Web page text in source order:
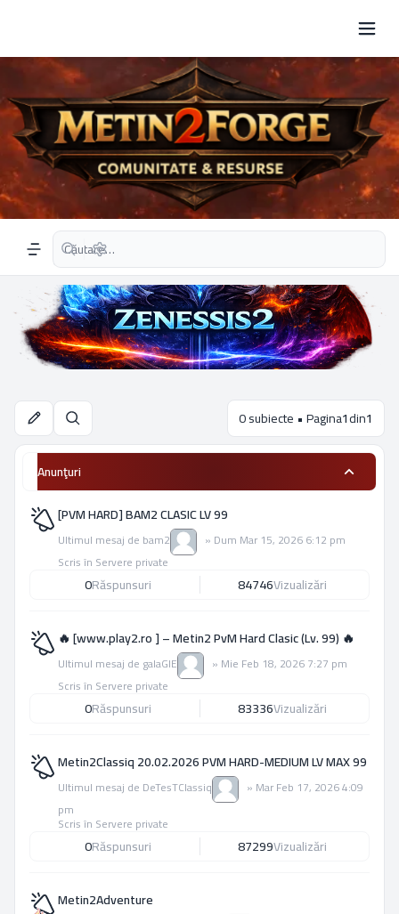
Navigation menu
Căutare avansată
Căutare 0 subiecte • Pagina1din1
Anunţuri
[PVM HARD] BAM2 CLASIC LV 99
Ultimul mesaj de bam2 » Dum Mar 15, 2026 6:12 pm
Scris în Servere private
0Răspunsuri 84746Vizualizări
🔥 [www.play2.ro ] – Metin2 PvM Hard Clasic (Lv. 99) 🔥
Ultimul mesaj de galaGIE » Mie Feb 18, 2026 7:27 pm
Scris în Servere private
0Răspunsuri 83336Vizualizări
Metin2Classiq 20.02.2026 PVM HARD-MEDIUM LV MAX 99
Ultimul mesaj de DeTesTClassiq » Mar Feb 17, 2026 4:09
pm
Scris în Servere private
0Răspunsuri 87299Vizualizări
Metin2Adventure